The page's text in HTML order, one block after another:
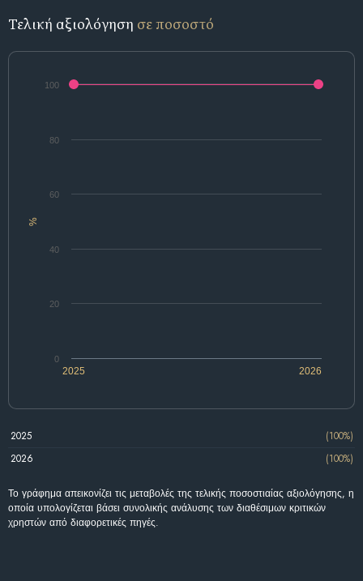
Τελική αξιολόγηση σε ποσοστό
%
2025 2026
0
20
40
60
80
100
2025
(100%)
2026
(100%)
Το γράφημα απεικονίζει τις μεταβολές της τελικής ποσοστιαίας αξιολόγησης, η
οποία υπολογίζεται βάσει συνολικής ανάλυσης των διαθέσιμων κριτικών
χρηστών από διαφορετικές πηγές.